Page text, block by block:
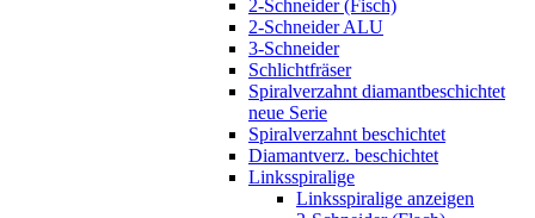
2-Schneider (Fisch)
2-Schneider ALU
3-Schneider
Schlichtfräser
Spiralverzahnt diamantbeschichtet
neue Serie
Spiralverzahnt beschichtet
Diamantverz. beschichtet
Linksspiralige
Linksspiralige anzeigen